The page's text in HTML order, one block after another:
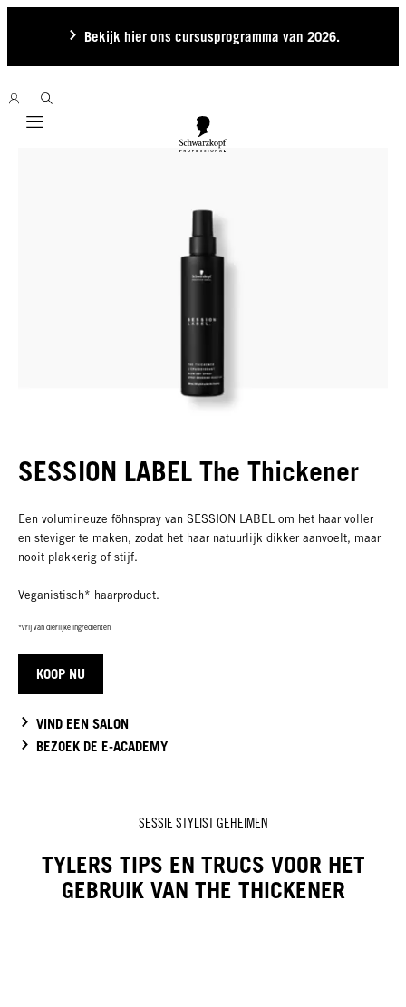
Bekijk hier ons cursusprogramma van 2026.
Mobile navigation
SESSION LABEL The Thickener
Een volumineuze föhnspray van SESSION LABEL om het haar voller
en steviger te maken, zodat het haar natuurlijk dikker aanvoelt, maar
nooit plakkerig of stijf.
Veganistisch* haarproduct.
*vrij van dierlijke ingrediënten
KOOP NU
VIND EEN SALON
BEZOEK DE E-ACADEMY
SESSIE STYLIST GEHEIMEN
TYLERS TIPS EN TRUCS VOOR HET
GEBRUIK VAN THE THICKENER